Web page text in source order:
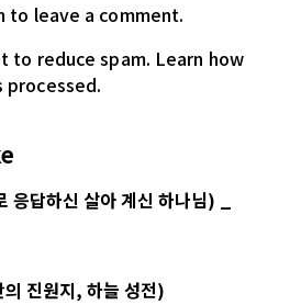
to leave a comment.
to reduce spam. Learn how
processed.
답하신 살아 계신 하나님) _
진원지, 하늘 성전)